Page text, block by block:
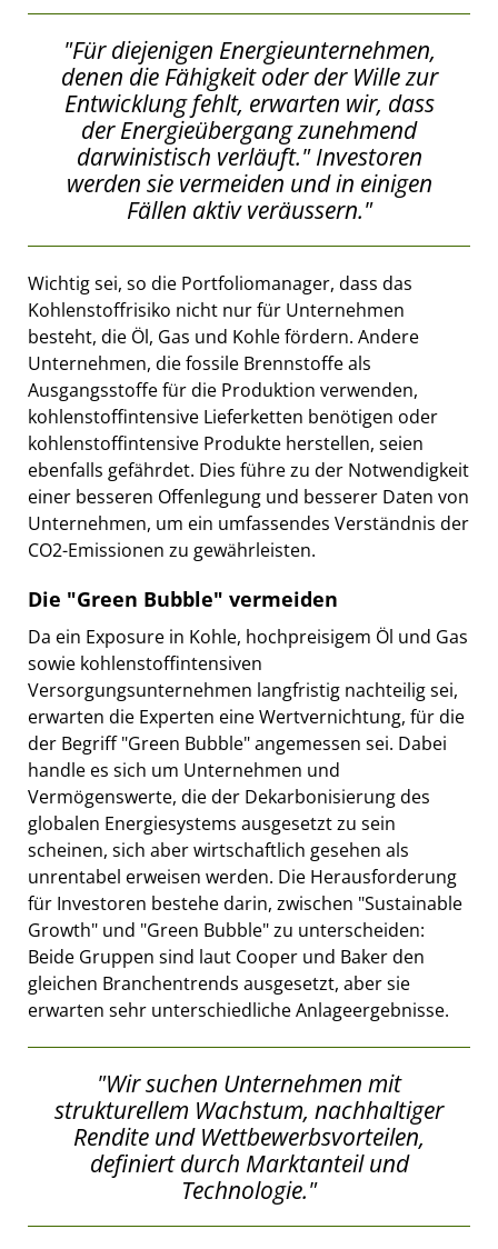
"Für diejenigen Energieunternehmen,
denen die Fähigkeit oder der Wille zur
Entwicklung fehlt, erwarten wir, dass
der Energieübergang zunehmend
darwinistisch verläuft." Investoren
werden sie vermeiden und in einigen
Fällen aktiv veräussern."
Wichtig sei, so die Portfoliomanager, dass das
Kohlenstoffrisiko nicht nur für Unternehmen
besteht, die Öl, Gas und Kohle fördern. Andere
Unternehmen, die fossile Brennstoffe als
Ausgangsstoffe für die Produktion verwenden,
kohlenstoffintensive Lieferketten benötigen oder
kohlenstoffintensive Produkte herstellen, seien
ebenfalls gefährdet. Dies führe zu der Notwendigkeit
einer besseren Offenlegung und besserer Daten von
Unternehmen, um ein umfassendes Verständnis der
CO2-Emissionen zu gewährleisten.
Die "Green Bubble" vermeiden
Da ein Exposure in Kohle, hochpreisigem Öl und Gas
sowie kohlenstoffintensiven
Versorgungsunternehmen langfristig nachteilig sei,
erwarten die Experten eine Wertvernichtung, für die
der Begriff "Green Bubble" angemessen sei. Dabei
handle es sich um Unternehmen und
Vermögenswerte, die der Dekarbonisierung des
globalen Energiesystems ausgesetzt zu sein
scheinen, sich aber wirtschaftlich gesehen als
unrentabel erweisen werden. Die Herausforderung
für Investoren bestehe darin, zwischen "Sustainable
Growth" und "Green Bubble" zu unterscheiden:
Beide Gruppen sind laut Cooper und Baker den
gleichen Branchentrends ausgesetzt, aber sie
erwarten sehr unterschiedliche Anlageergebnisse.
"Wir suchen Unternehmen mit
strukturellem Wachstum, nachhaltiger
Rendite und Wettbewerbsvorteilen,
definiert durch Marktanteil und
Technologie."